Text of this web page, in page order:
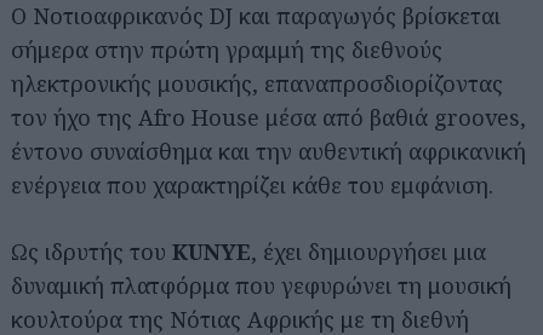
Ο Νοτιοαφρικανός DJ και παραγωγός βρίσκεται
σήμερα στην πρώτη γραμμή της διεθνούς
ηλεκτρονικής μουσικής, επαναπροσδιορίζοντας
τον ήχο της Afro House μέσα από βαθιά grooves,
έντονο συναίσθημα και την αυθεντική αφρικανική
ενέργεια που χαρακτηρίζει κάθε του εμφάνιση.
Ως ιδρυτής του KUNYE, έχει δημιουργήσει μια
δυναμική πλατφόρμα που γεφυρώνει τη μουσική
κουλτούρα της Νότιας Αφρικής με τη διεθνή